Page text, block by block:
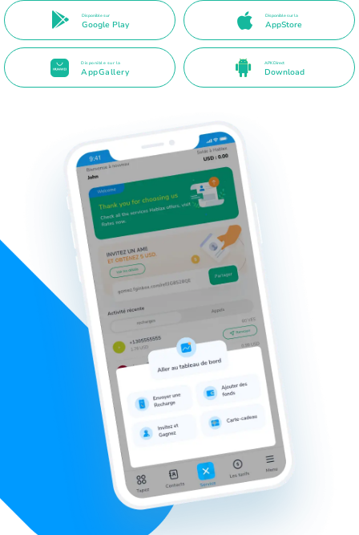
Disponible sur
Google Play
Disponible sur la
AppStore
Disponible sur la
AppGallery
APK Direct
Download